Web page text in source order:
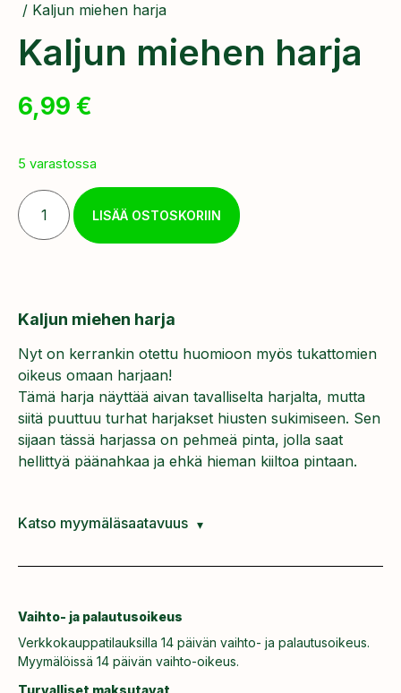
/ Kaljun miehen harja
Kaljun miehen harja
6,99 €
5 varastossa
LISÄÄ OSTOSKORIIN
Kaljun miehen harja
Nyt on kerrankin otettu huomioon myös tukattomien
oikeus omaan harjaan!
Tämä harja näyttää aivan tavalliselta harjalta, mutta
siitä puuttuu turhat harjakset hiusten sukimiseen. Sen
sijaan tässä harjassa on pehmeä pinta, jolla saat
hellittyä päänahkaa ja ehkä hieman kiiltoa pintaan.
Katso myymäläsaatavuus
Vaihto- ja palautusoikeus
Verkkokauppatilauksilla 14 päivän vaihto- ja palautusoikeus.
Myymälöissä 14 päivän vaihto-oikeus.